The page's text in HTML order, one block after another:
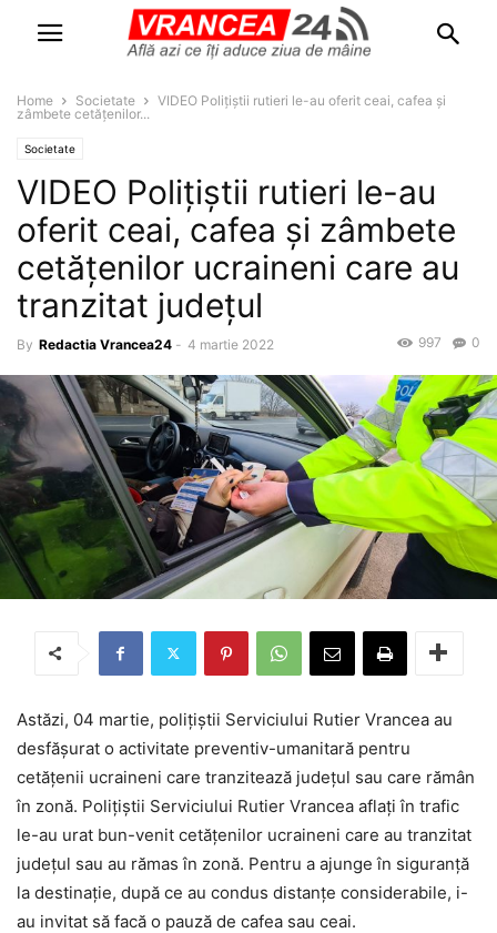
Home Societate
VIDEO Polițiștii rutieri le-au oferit ceai, cafea și
zâmbete cetățenilor...
Societate
VIDEO Polițiștii rutieri le-au
oferit ceai, cafea și zâmbete
cetățenilor ucraineni care au
tranzitat județul
By Redactia Vrancea24 - 4 martie 2022 0
997
Astăzi, 04 martie, polițiștii Serviciului Rutier Vrancea au
desfășurat o activitate preventiv-umanitară pentru
cetățenii ucraineni care tranzitează județul sau care rămân
în zonă. Polițiștii Serviciului Rutier Vrancea aflați în trafic
le-au urat bun-venit cetățenilor ucraineni care au tranzitat
județul sau au rămas în zonă. Pentru a ajunge în siguranță
la destinație, după ce au condus distanțe considerabile, i-
au invitat să facă o pauză de cafea sau ceai.